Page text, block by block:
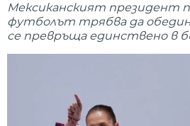
Мексиканският президент
футболът трябва да
се превръща единствено в